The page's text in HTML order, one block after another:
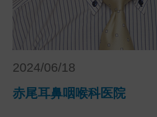
2024/06/18
赤尾耳鼻咽喉科医院